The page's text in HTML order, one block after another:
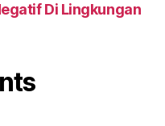
Di Lingkungan